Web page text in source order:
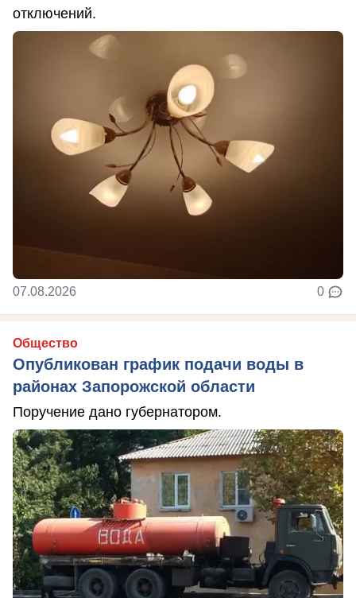
отключений.
07.08.2026 0
Общество
Опубликован график подачи воды в
районах Запорожской области
Поручение дано губернатором.